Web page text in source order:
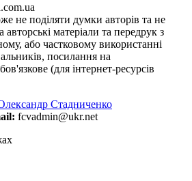
не поділяти думки авторів та не
авторські матеріали та передрук з
або частковому використанні
посилання на
(для інтернет-ресурсів
Стадниченко
fcvadmin@ukr.net